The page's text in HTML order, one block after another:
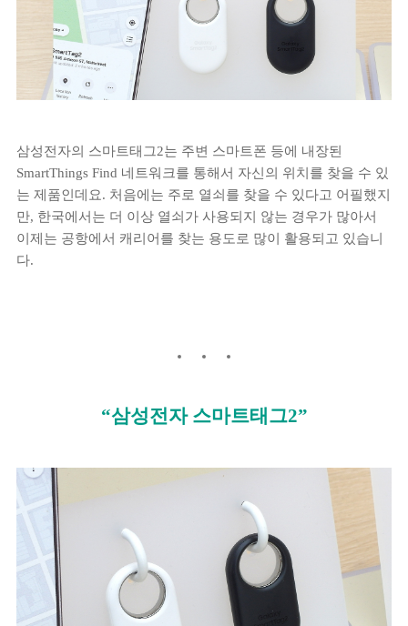
삼성전자의 스마트태그2는 주변 스마트폰 등에 내장된
SmartThings Find 네트워크를 통해서 자신의 위치를 찾을 수 있
는 제품인데요. 처음에는 주로 열쇠를 찾을 수 있다고 어필했지
만, 한국에서는 더 이상 열쇠가 사용되지 않는 경우가 많아서
이제는 공항에서 캐리어를 찾는 용도로 많이 활용되고 있습니
다.
“삼성전자 스마트태그2”